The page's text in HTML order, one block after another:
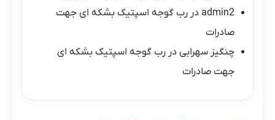
admin2 دررب گوجه اسپتیک بشکه ای جهت
صادرات
چنگیز سهرابی دررب گوجه اسپتیک بشکه ای
جهت صادرات